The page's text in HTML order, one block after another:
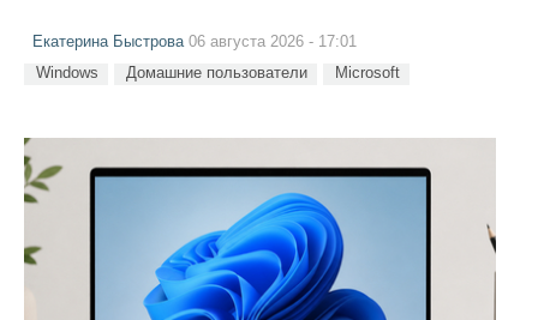
Екатерина Быстрова06 августа 2026 - 17:01
Windows Домашние пользователи Microsoft